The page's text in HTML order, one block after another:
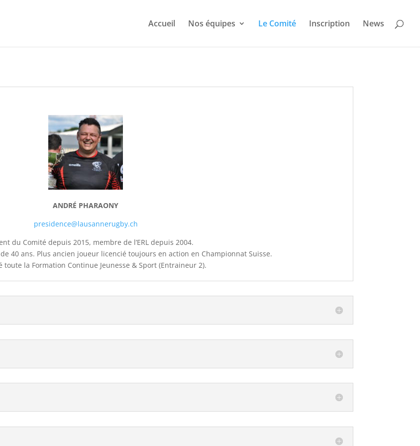
Accueil Nos équipes Le Comité Inscription News
ANDRÉ PHARAONY
presidence@lausannerugby.ch
du Comité depuis 2015, membre de l’ERL depuis 2004.
40 ans. Plus ancien joueur licencié toujours en action en Championnat Suisse.
toute la Formation Continue Jeunesse & Sport (Entraineur 2).